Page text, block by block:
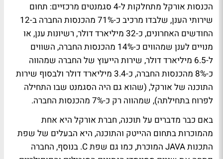
הכנסות אורקל מתחלקות ל-4 סגמנטים מרכזיים: תחום
שירותי הענן, שלבדו מרכיב כ-71% מהכנסות החברה ב-12
החודשים האחרונים, כ-32 מיליארד דולר, רשיונות ענן, או
מנויים לענן שמהווים כ-14% מהכנסות החברה, השווים
ל-6.5 מיליארד דולר, שירות הייעוץ של החברה שמהווה
כ-8% מהכנסות החברה, כ-3.4 מיליארד דולר ולבסוף שירות
התוכנה של אורקל, (שהוא גם היה הסגמנט שבו התחילה
לפרוח בתחילתה), שמהווה רק כ-7% מהכנסות החברה.
באם כבר מדברים על תוכנה, חברת אורקל היא אחת
מהמוכרות בתחום ההייטק והתוכנה, היא הבעלים של שפת
התכנות JAVA המוכרת, כמו גם שפת C. בנוסף, החברה